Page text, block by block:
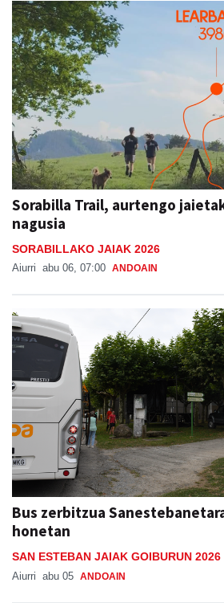
Sorabilla Trail, aurtengo
nagusia
SORABILLAKO JAIAK 2026
Aiurri abu 06, 07:00 ANDOAIN
Bus zerbitzua
honetan
SAN ESTEBAN JAIAK GOIBURUN 2026
Aiurri abu 05 ANDOAIN